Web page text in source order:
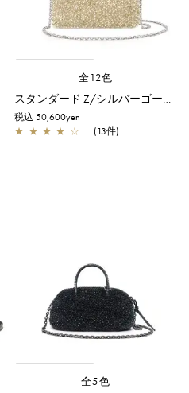
全12色
スタンダード Z/シルバーゴールド
税込 50,600yen
★ ★ ★ ★ ☆ (13件)
全5色